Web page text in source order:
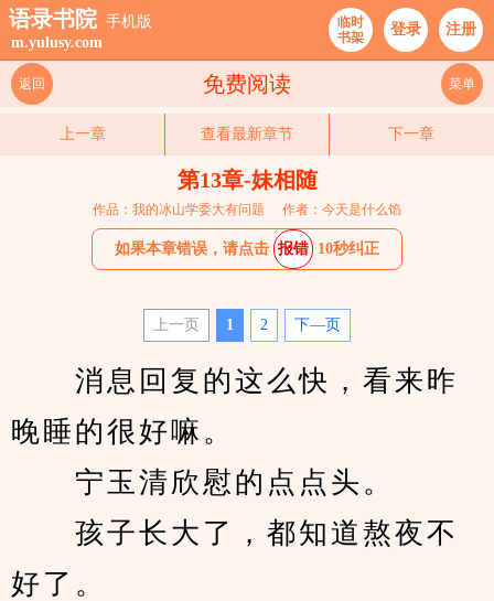
语录书院 手机版
m.yulusy.com
临时
书架
登录 注册
免费阅读
返回 菜单
上一章 查看最新章节 下一章
第13章-妹相随
作品：我的冰山学委大有问题 作者：今天是什么馅
如果本章错误，请点击 报错 10秒纠正
上一页 1 2 下—页
消息回复的这么快，看来昨
晚睡的很好嘛。
宁玉清欣慰的点点头。
孩子长大了，都知道熬夜不
好了。